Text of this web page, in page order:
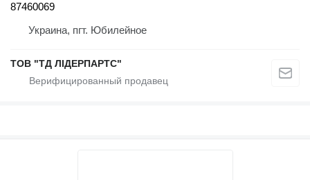
87460069
Украина, пгт. Юбилейное
ТОВ "ТД ЛІДЕРПАРТС"